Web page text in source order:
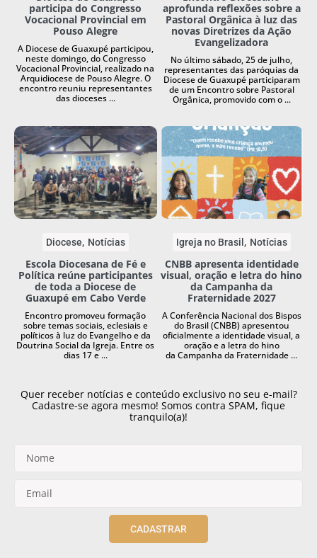
participa do Congresso
Vocacional Provincial em
Pouso Alegre
A Diocese de Guaxupé participou,
neste domingo, do Congresso
Vocacional Provincial, realizado na
Arquidiocese de Pouso Alegre. O
encontro reuniu representantes
das dioceses ...
aprofunda reflexões sobre a
Pastoral Orgânica à luz das
novas Diretrizes da Ação
Evangelizadora
No último sábado, 25 de julho,
representantes das paróquias da
Diocese de Guaxupé participaram
de um Encontro sobre Pastoral
Orgânica, promovido com o ...
Diocese Notícias
Escola Diocesana de Fé e
Política reúne participantes
de toda a Diocese de
Guaxupé em Cabo Verde
Encontro promoveu formação
sobre temas sociais, eclesiais e
políticos à luz do Evangelho e da
Doutrina Social da Igreja. Entre os
dias 17 e ...
Igreja no Brasil Notícias
CNBB apresenta identidade
visual, oração e letra do hino
da Campanha da
Fraternidade 2027
A Conferência Nacional dos Bispos
do Brasil (CNBB) apresentou
oficialmente a identidade visual, a
oração e a letra do hino
da Campanha da Fraternidade ...
Quer receber notícias e conteúdo exclusivo no seu e-mail?
Cadastre-se agora mesmo! Somos contra SPAM, fique
tranquilo(a)!
CADASTRAR